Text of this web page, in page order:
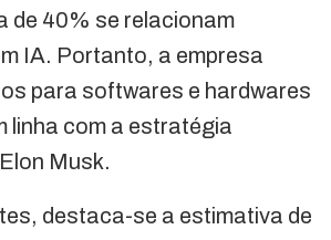
de 40% se relacionam
IA. Portanto, a empresa
para softwares e hardwares
linha com a estratégia
Musk.
destaca-se a estimativa de